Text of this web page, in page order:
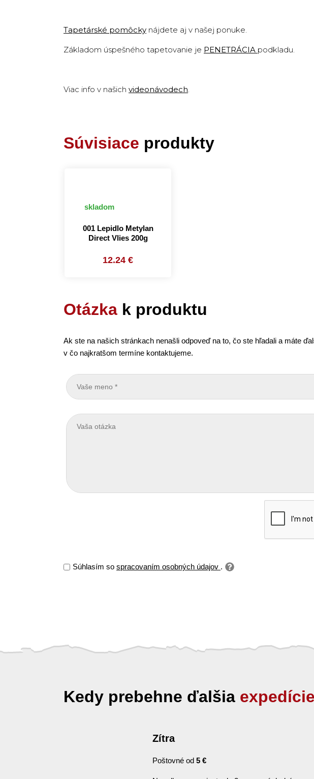
Tapetárské pomôcky nájdete aj v našej ponuke.
Základom úspešného tapetovanie je PENETRÁCIA podkladu.
Viac info v našich videonávodech.
Súvisiace produkty
skladom
001 Lepidlo Metylan
Direct Vlies 200g
12.24 €
Otázka k produktu
Ak ste na našich stránkach nenašli odpoveď na to, čo ste hľadali a máte
v čo najkratšom termíne kontaktujeme.
Súhlasím so spracovaním osobných údajov .
Kedy prebehne ďalšia
Zítra
Poštovné od 5 €